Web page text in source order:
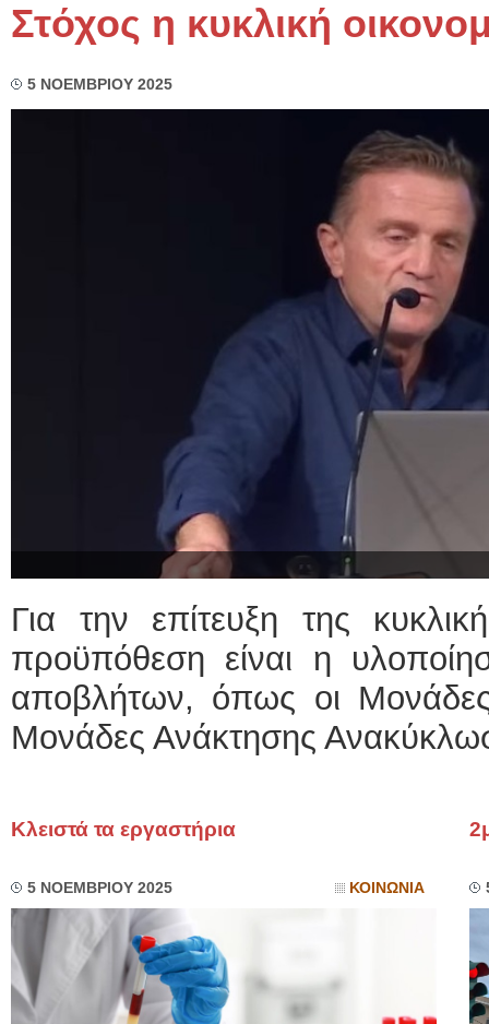
Στόχος η κυκλική
5 ΝΟΕΜΒΡΙΟΥ 2025
Για την επίτευξη της
προϋπόθεση είναι η
αποβλήτων, όπως οι
Μονάδες Ανάκτησης
Κλειστά τα εργαστήρια
5 ΝΟΕΜΒΡΙΟΥ 2025 ΚΟΙΝΩΝΙΑ